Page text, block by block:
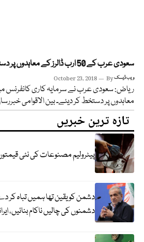
سعودی عرب کے 50 ارب ڈالرز کے معاہدوں پر دستخط
October 23, 2018 Byویب ڈیسک
معاہدوں پر دستخط کر دیئے۔ بین الاقوامی
تازہ ترین خبریں
پیٹرولیم مصنوعات کی نئی
دشمن کو یقین تھا ہمیں تباہ کر
دشمنوں کی چالیں ناکام بنائیں،